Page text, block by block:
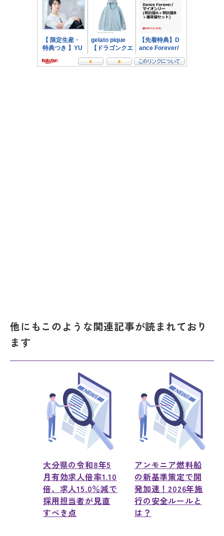
他にもこのような関連記事が読まれており
ます
大分県の令和8年5
月有効求人倍率1.10
倍、求人15.0％減で
採用担当者が見直
すべき点
アンモニア燃料船
の新基準策定で開
発加速！2026年施
行の安全ルールと
は？